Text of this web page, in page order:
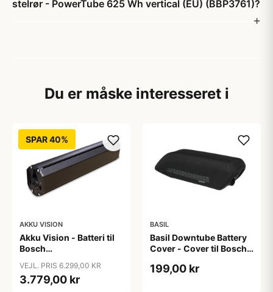
stelrør - PowerTube 625 Wh vertical (EU) (BBP3761)?
Du er måske interesseret i
SPAR 40%
AKKU VISION
Akku Vision - Batteri til
Bosch
Intube Vertical 630Wh
VEJL. PRIS 6.299,00 KR
3.779,00 kr
BASIL
Basil Downtube Battery
Cover - Cover til Bosch
199,00 kr